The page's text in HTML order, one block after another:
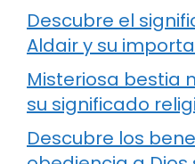
Descubre el
Aldair y su
Misteriosa bestia
su significado
Descubre los